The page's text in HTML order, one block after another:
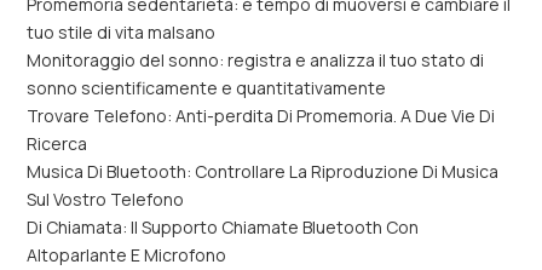
tuo stile di vita malsano
Monitoraggio del sonno: registra e analizza il tuo stato di
sonno scientificamente e quantitativamente
Trovare Telefono: Anti-perdita Di Promemoria. A Due Vie Di
Ricerca
Musica Di Bluetooth: Controllare La Riproduzione Di Musica
Sul Vostro Telefono
Di Chiamata: Il Supporto Chiamate Bluetooth Con
Altoparlante E Microfono